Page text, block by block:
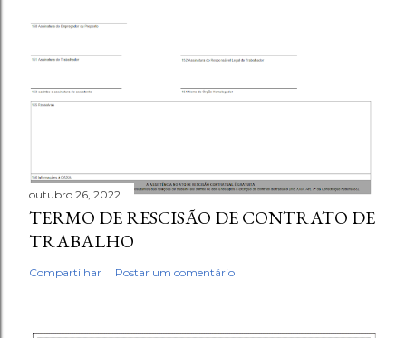
outubro 26, 2022
TERMO DE RESCISÃO DE CONTRATO DE
TRABALHO
Compartilhar Postar um comentário